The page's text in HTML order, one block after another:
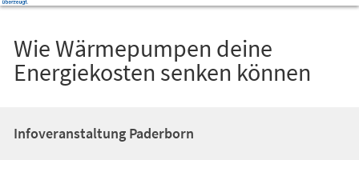
Wie Wärmepumpen deine
Energiekosten senken können
Infoveranstaltung Paderborn